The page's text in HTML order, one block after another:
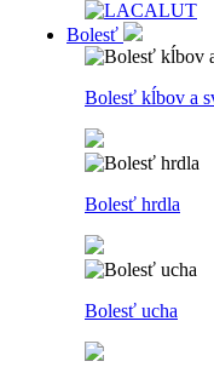
Bolesť
Bolesť kĺbov a
Bolesť hrdla
Bolesť ucha